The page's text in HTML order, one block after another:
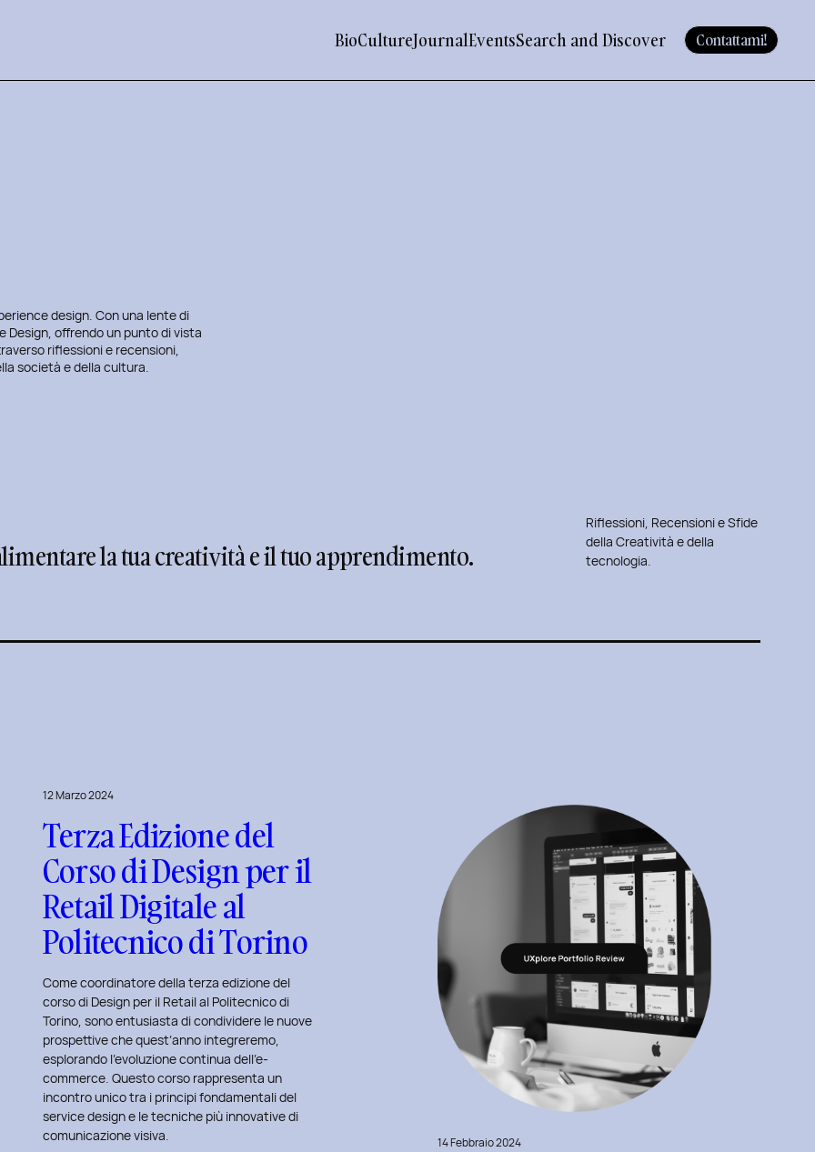
BioCultureJournalEventsSearch and Discover Contattami!
design. Con una lente di
Design, offrendo un punto di vista
riflessioni e recensioni,
società e della cultura.
la tua creatività e il tuo apprendimento.
Riflessioni, Recensioni e Sfide
della Creatività e della
tecnologia.
12 Marzo 2024
Terza Edizione del
Corso di Design per il
Retail Digitale al
Politecnico di Torino
Come coordinatore della terza edizione del
corso di Design per il Retail al Politecnico di
Torino, sono entusiasta di condividere le nuove
prospettive che quest’anno integreremo,
esplorando l’evoluzione continua dell’e-
commerce. Questo corso rappresenta un
incontro unico tra i principi fondamentali del
service design e le tecniche più innovative di
comunicazione visiva.
14 Febbraio 2024